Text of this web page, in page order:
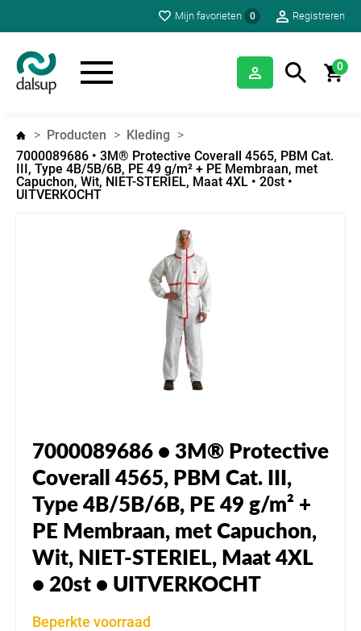
Mijn favorieten 0 Registreren
0
Producten
Kleding
7000089686 • 3M® Protective Coverall 4565, PBM Cat.
III, Type 4B/5B/6B, PE 49 g/m² + PE Membraan, met
Capuchon, Wit, NIET-STERIEL, Maat 4XL • 20st •
UITVERKOCHT
7000089686 • 3M® Protective
Coverall 4565, PBM Cat. III,
Type 4B/5B/6B, PE 49 g/m² +
PE Membraan, met Capuchon,
Wit, NIET-STERIEL, Maat 4XL
• 20st • UITVERKOCHT
Beperkte voorraad